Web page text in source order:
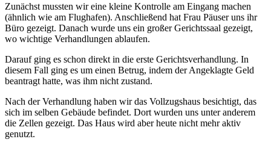
Zunächst mussten wir eine kleine Kontrolle am Eingang machen
(ähnlich wie am Flughafen). Anschließend hat Frau Päuser uns ihr
Büro gezeigt. Danach wurde uns ein großer Gerichtssaal gezeigt,
wo wichtige Verhandlungen ablaufen.
Darauf ging es schon direkt in die erste Gerichtsverhandlung. In
diesem Fall ging es um einen Betrug, indem der Angeklagte Geld
beantragt hatte, was ihm nicht zustand.
Nach der Verhandlung haben wir das Vollzugshaus besichtigt, das
sich im selben Gebäude befindet. Dort wurden uns unter anderem
die Zellen gezeigt. Das Haus wird aber heute nicht mehr aktiv
genutzt.